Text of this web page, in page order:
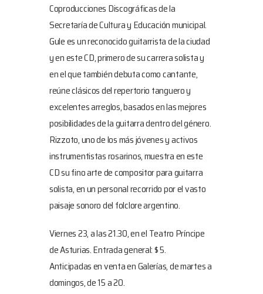
Coproducciones Discográficas de la
Secretaría de Cultura y Educación municipal.
Gule es un reconocido guitarrista de la ciudad
y en este CD, primero de su carrera solista y
en el que también debuta como cantante,
reúne clásicos del repertorio tanguero y
excelentes arreglos, basados en las mejores
posibilidades de la guitarra dentro del género.
Rizzoto, uno de los más jóvenes y activos
instrumentistas rosarinos, muestra en este
CD su fino arte de compositor para guitarra
solista, en un personal recorrido por el vasto
paisaje sonoro del folclore argentino.
Viernes 23, a las 21.30, en el Teatro Príncipe
de Asturias. Entrada general: $ 5.
Anticipadas en venta en Galerías, de martes a
domingos, de 15 a 20.